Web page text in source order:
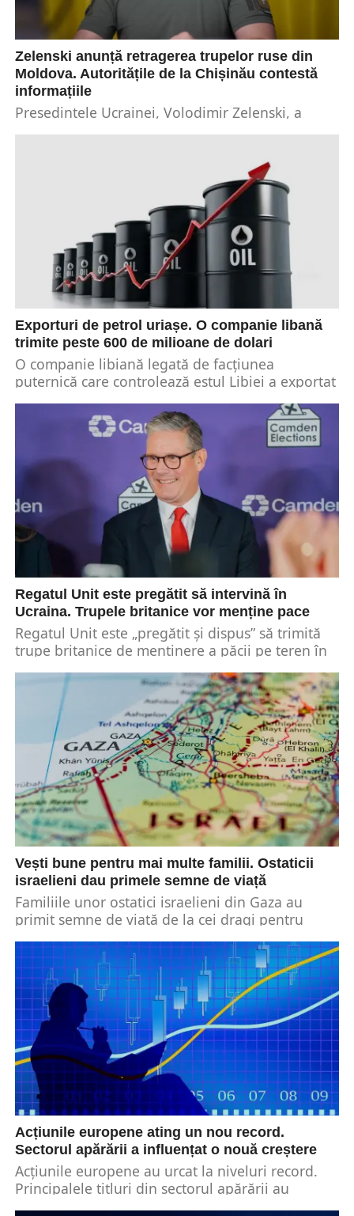
Zelenski anunță retragerea trupelor ruse din
Moldova. Autoritățile de la Chișinău contestă
informațiile
Președintele Ucrainei, Volodimir Zelenski, a
declarat recent că Rusia și-a redus semnificativ
Transnistria din Republica Moldova, estimând...
Exporturi de petrol uriașe. O companie libană
trimite peste 600 de milioane de dolari
O companie libiană legată de facțiunea
puternică care controlează estul Libiei a exportat
petrol în valoare de cel puțin 600 de milioane...
Regatul Unit este pregătit să intervină în
Ucraina. Trupele britanice vor menține pace
Regatul Unit este „pregătit și dispus” să trimită
trupe britanice de menținere a păcii pe teren în
Ucraina. Informația a fost prezentată...
Vești bune pentru mai multe familii. Ostaticii
israelieni dau primele semne de viață
Familiile unor ostatici israelieni din Gaza au
primit semne de viață de la cei dragi pentru
prima dată în mai bine de...
Acțiunile europene ating un nou record.
Sectorul apărării a influențat o nouă creștere
Acțiunile europene au urcat la niveluri record.
Principalele titluri din sectorul apărării au
facilitat această creștere. Liderii politici de top